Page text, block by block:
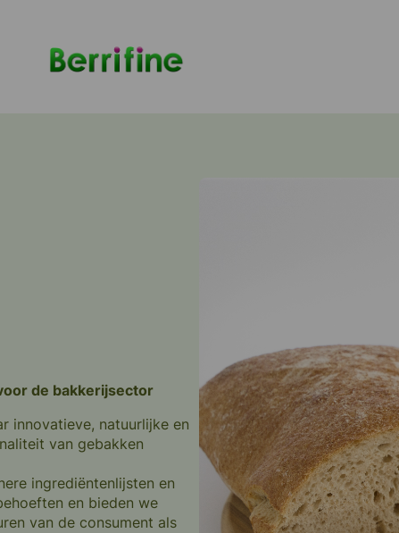
de bakkerijsector
innovatieve, natuurlijke en
van gebakken
ingrediëntenlijsten en
en bieden we
van de consument als